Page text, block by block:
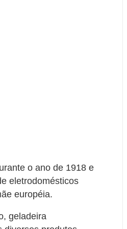
o ano de 1918 e
eletrodomésticos
européia.
geladeira